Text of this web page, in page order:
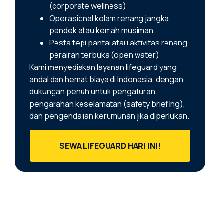
(corporate wellness)
Operasional kolam renang jangka
pendek atau kemah musiman
Pesta tepi pantai atau aktivitas renang
perairan terbuka (open water)
Kami menyediakan layanan lifeguard yang
andal dan hemat biaya di Indonesia, dengan
dukungan penuh untuk pengaturan,
pengarahan keselamatan (safety briefing),
dan pengendalian kerumunan jika diperlukan.
SEWA LIFEGUARD HARI INI!